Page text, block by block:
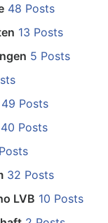
48 Posts
13 Posts
5 Posts
49 Posts
40 Posts
32 Posts
LVB 10 Posts